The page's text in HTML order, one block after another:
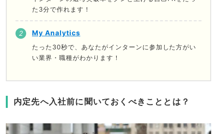
た3分で作れます！
My Analytics
たった30秒で、あなたがインターンに参加した方がい
い業界・職種がわかります！
内定先へ入社前に聞いておくべきこととは？